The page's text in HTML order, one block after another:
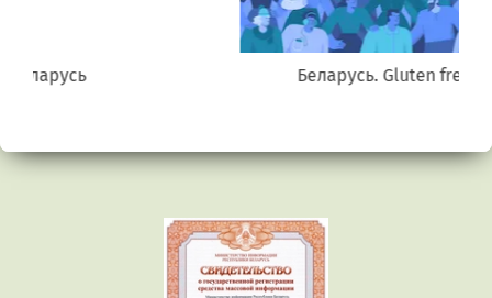
Беларусь. Gluten free
Предыдущий